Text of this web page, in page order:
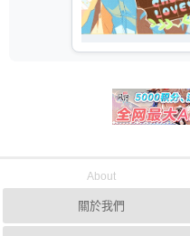
About
關於我們